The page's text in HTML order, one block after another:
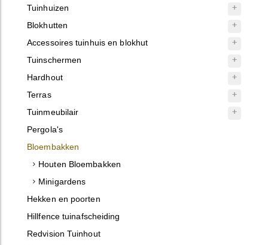
Tuinhuizen
Blokhutten
Accessoires tuinhuis en blokhut
Tuinschermen
Hardhout
Terras
Tuinmeubilair
Pergola's
Bloembakken
Houten Bloembakken
Minigardens
Hekken en poorten
Hillfence tuinafscheiding
Redvision Tuinhout